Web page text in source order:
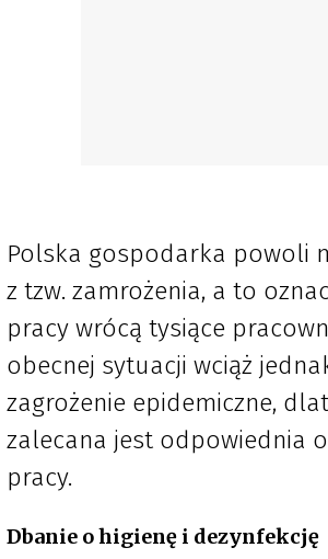
Polska gospodarka powoli
z tzw. zamrożenia, a to
pracy wrócą tysiące
obecnej sytuacji wciąż
zagrożenie epidemiczne,
zalecana jest odpowiednia
pracy.
Dbanie o higienę i dezynfekcję